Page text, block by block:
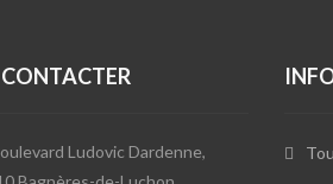
Ludovic Dardenne,